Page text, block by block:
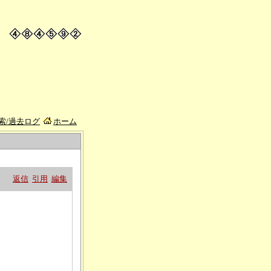
/過去ログ ホーム
返信 引用 編集